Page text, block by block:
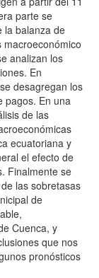
parte se
la balanza de
analizan los
En
desagregan los
pagos. En una
de las
ecuatoriana y
el efecto de
Finalmente se
las sobretasas
de
Cuenca, y
que nos
pronósticos